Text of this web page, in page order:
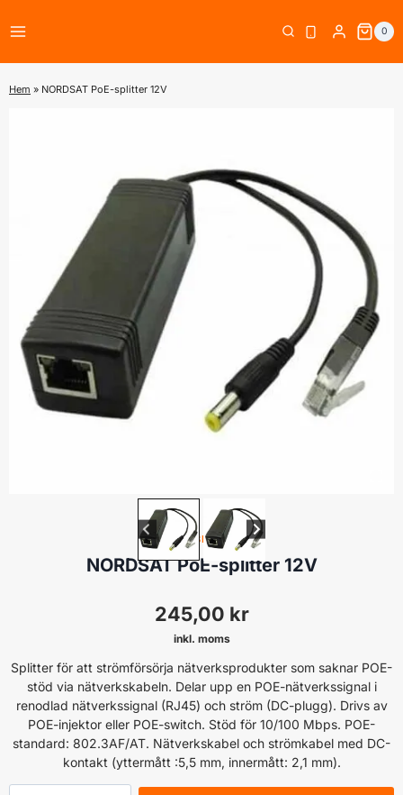
to
0
Hem » NORDSAT PoE-splitter 12V
TILLBEHÖR
NORDSAT PoE-splitter 12V
245,00 kr
inkl. moms
Splitter för att strömförsörja nätverksprodukter som saknar POE-
stöd via nätverkskabeln. Delar upp en POE-nätverkssignal i
renodlad nätverkssignal (RJ45) och ström (DC-plugg). Drivs av
POE-injektor eller POE-switch. Stöd för 10/100 Mbps. POE-
standard: 802.3AF/AT. Nätverkskabel och strömkabel med DC-
kontakt (yttermått :5,5 mm, innermått: 2,1 mm).